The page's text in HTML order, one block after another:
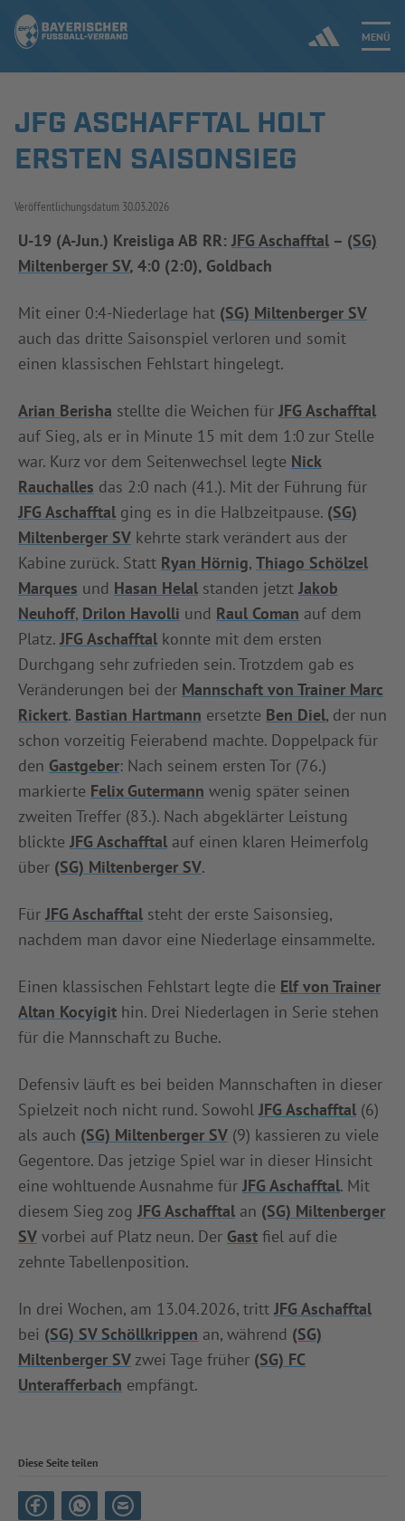
MENÜ
Jetzt einloggen
SPIELBETRIEB & VERBANDSLEBEN
AUSBILDUNG & FÖRDERUNG
DER VERBAND
INFOTHEK SPIELPLUS
JFG ASCHAFFTAL HOLT
ERSTEN SAISONSIEG
Veröffentlichungsdatum 30.03.2026
U-19 (A-Jun.) Kreisliga AB RR: JFG Aschafftal – (SG)
Miltenberger SV, 4:0 (2:0), Goldbach
Mit einer 0:4-Niederlage hat (SG) Miltenberger SV
auch das dritte Saisonspiel verloren und somit
einen klassischen Fehlstart hingelegt.
Arian Berisha stellte die Weichen für JFG Aschafftal
auf Sieg, als er in Minute 15 mit dem 1:0 zur Stelle
war. Kurz vor dem Seitenwechsel legte Nick
Rauchalles das 2:0 nach (41.). Mit der Führung für
JFG Aschafftal ging es in die Halbzeitpause. (SG)
Miltenberger SV kehrte stark verändert aus der
Kabine zurück. Statt Ryan Hörnig, Thiago Schölzel
Marques und Hasan Helal standen jetzt Jakob
Neuhoff, Drilon Havolli und Raul Coman auf dem
Platz. JFG Aschafftal konnte mit dem ersten
Durchgang sehr zufrieden sein. Trotzdem gab es
Veränderungen bei der Mannschaft von Trainer Marc
Rickert. Bastian Hartmann ersetzte Ben Diel, der nun
schon vorzeitig Feierabend machte. Doppelpack für
den Gastgeber: Nach seinem ersten Tor (76.)
markierte Felix Gutermann wenig später seinen
zweiten Treffer (83.). Nach abgeklärter Leistung
blickte JFG Aschafftal auf einen klaren Heimerfolg
über (SG) Miltenberger SV.
Für JFG Aschafftal steht der erste Saisonsieg,
nachdem man davor eine Niederlage einsammelte.
Einen klassischen Fehlstart legte die Elf von Trainer
Altan Kocyigit hin. Drei Niederlagen in Serie stehen
für die Mannschaft zu Buche.
Defensiv läuft es bei beiden Mannschaften in dieser
Spielzeit noch nicht rund. Sowohl JFG Aschafftal (6)
als auch (SG) Miltenberger SV (9) kassieren zu viele
Gegentore. Das jetzige Spiel war in dieser Hinsicht
eine wohltuende Ausnahme für JFG Aschafftal. Mit
diesem Sieg zog JFG Aschafftal an (SG) Miltenberger
SV vorbei auf Platz neun. Der Gast fiel auf die
zehnte Tabellenposition.
In drei Wochen, am 13.04.2026, tritt JFG Aschafftal
bei (SG) SV Schöllkrippen an, während (SG)
Miltenberger SV zwei Tage früher (SG) FC
Unterafferbach empfängt.
Diese Seite teilen